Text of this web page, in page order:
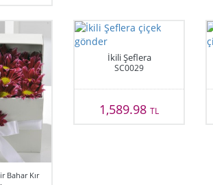
Bahar Kır
İkili Şeflera
SC0029
1,589.98TL